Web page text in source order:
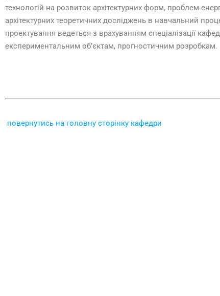
технологій на розвиток архітектурних форм, проблем
архітектурних теоретичних досліджень в навчальний
проектування ведеться з врахуванням спеціалізації
експериментальним об’єктам, прогностичним розробкам.
повернутись на головну сторінку кафедри